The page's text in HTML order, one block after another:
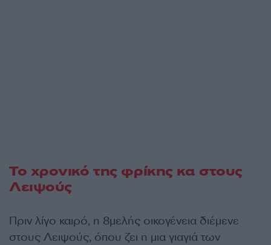
Το χρονικό της φρίκης κα στους
Λειψούς
Πριν λίγο καιρό, η 8μελής οικογένεια διέμενε
στους Λειψούς, όπου ζει η μια γιαγιά των